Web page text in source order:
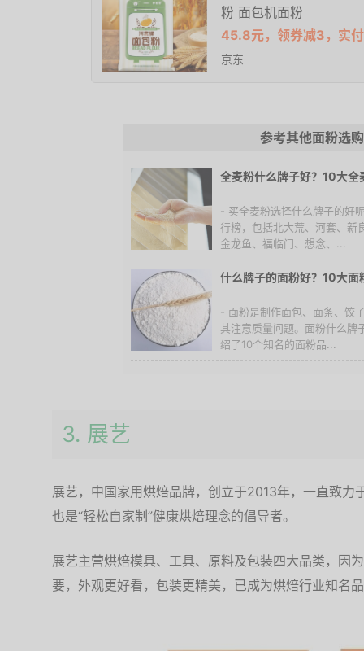
粉 面包机面粉
45.8元，领券减3，实
京东
参考其他面粉选
全麦粉什么牌子好？10大全
- 买全麦粉选择什么牌子的好
行榜，包括北大荒、河套、新
金龙鱼、福临门、想念、...
什么牌子的面粉好？10大面
- 面粉是制作面包、面条、饺
其注意质量问题。面粉什么牌
绍了10个知名的面粉品...
3. 展艺
展艺，中国家用烘焙品牌，创立于2013年，一直致力
也是“轻松自家制”健康烘焙理念的倡导者。
展艺主营烘焙模具、工具、原料及包装四大品类，因
要，外观更好看，包装更精美，已成为烘焙行业知名